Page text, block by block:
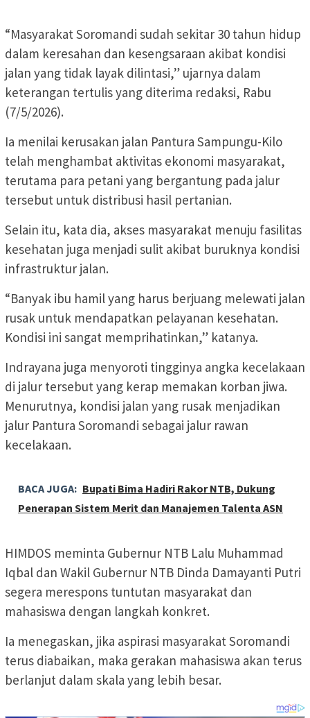
“Masyarakat Soromandi sudah sekitar 30 tahun hidup
dalam keresahan dan kesengsaraan akibat kondisi
jalan yang tidak layak dilintasi,” ujarnya dalam
keterangan tertulis yang diterima redaksi, Rabu
(7/5/2026).
Ia menilai kerusakan jalan Pantura Sampungu-Kilo
telah menghambat aktivitas ekonomi masyarakat,
terutama para petani yang bergantung pada jalur
tersebut untuk distribusi hasil pertanian.
Selain itu, kata dia, akses masyarakat menuju fasilitas
kesehatan juga menjadi sulit akibat buruknya kondisi
infrastruktur jalan.
“Banyak ibu hamil yang harus berjuang melewati jalan
rusak untuk mendapatkan pelayanan kesehatan.
Kondisi ini sangat memprihatinkan,” katanya.
Indrayana juga menyoroti tingginya angka kecelakaan
di jalur tersebut yang kerap memakan korban jiwa.
Menurutnya, kondisi jalan yang rusak menjadikan
jalur Pantura Soromandi sebagai jalur rawan
kecelakaan.
BACA JUGA: Bupati Bima Hadiri Rakor NTB, Dukung
Penerapan Sistem Merit dan Manajemen Talenta ASN
HIMDOS meminta Gubernur NTB Lalu Muhammad
Iqbal dan Wakil Gubernur NTB Dinda Damayanti Putri
segera merespons tuntutan masyarakat dan
mahasiswa dengan langkah konkret.
Ia menegaskan, jika aspirasi masyarakat Soromandi
terus diabaikan, maka gerakan mahasiswa akan terus
berlanjut dalam skala yang lebih besar.